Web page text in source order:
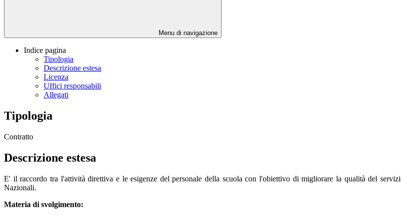
Menu di navigazione
Indice pagina
Tipologia
Descrizione estesa
Licenza
Uffici responsabili
Allegati
Tipologia
Contratto
Descrizione estesa
E' il raccordo tra l'attività direttiva e le esigenze del personale della scuola conl'obiettivo di migliorare la qualità del
Nazionali.
Materia di svolgimento: